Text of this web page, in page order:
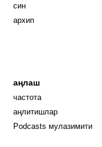
син
архип
аңлаш
частота
аңлитишлар
Podcasts мулазимити